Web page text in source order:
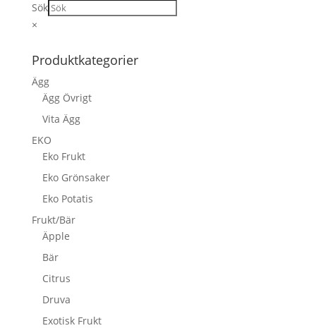
Sök
×
Produktkategorier
Ägg
Ägg Övrigt
Vita Ägg
EKO
Eko Frukt
Eko Grönsaker
Eko Potatis
Frukt/Bär
Äpple
Bär
Citrus
Druva
Exotisk Frukt